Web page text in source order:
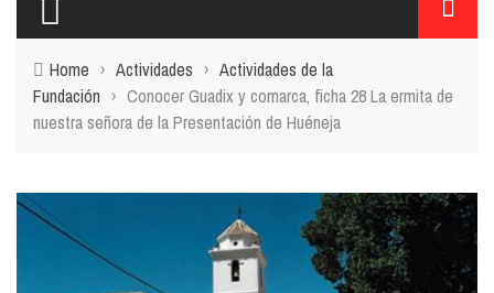
Home › Actividades › Actividades de la
Fundación › Conocer Guadix y comarca, ficha 28 La ermita de
nuestra señora de la Presentación de Huéneja